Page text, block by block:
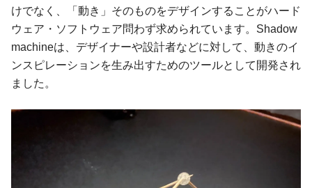
けでなく、「動き」そのものをデザインすることがハード
ウェア・ソフトウェア問わず求められています。Shadow
machineは、デザイナーや設計者などに対して、動きのイ
ンスピレーションを生み出すためのツールとして開発され
ました。